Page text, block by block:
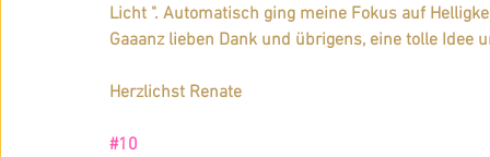
Licht ". Automatisch ging meine Fokus auf
Gaaanz lieben Dank und übrigens, eine tolle
Herzlichst Renate
#10